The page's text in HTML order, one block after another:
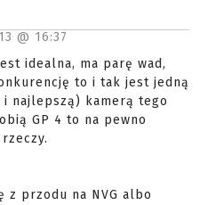
@ 16:37
idealna, ma parę wad,
to i tak jest jedną
najlepszą) kamerą tego
GP 4 to na pewno
z przodu na NVG albo